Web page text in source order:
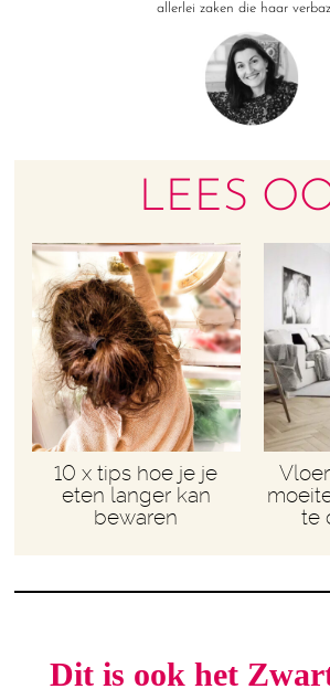
allerlei zaken die haar
LEES
10 x tips hoe je je
eten langer kan
bewaren
te
Dit is ook het